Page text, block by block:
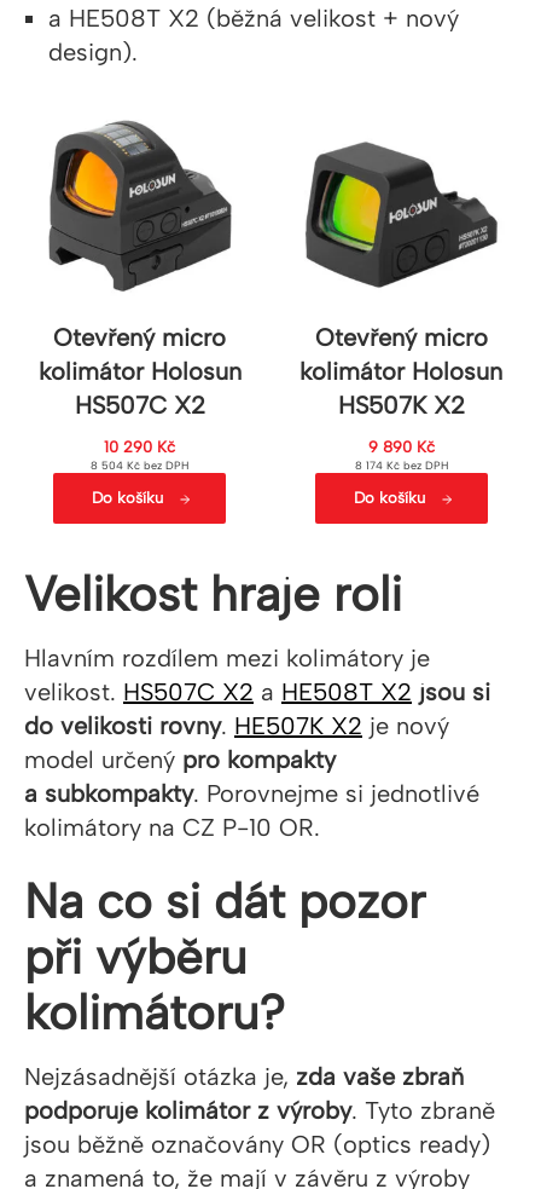
a HE508T X2 (běžná velikost + nový
design).
Otevřený micro
kolimátor Holosun
HS507C X2
10 290 Kč
8 504Kč bez DPH
Do košíku
Otevřený micro
kolimátor Holosun
HS507K X2
9 890 Kč
8 174 Kčbez DPH
Do košíku
Velikost hraje roli
Hlavním rozdílem mezi kolimátory je
velikost. HS507C X2 a HE508T X2 jsou si
do velikosti rovny. HE507K X2 je nový
model určený pro kompakty
a subkompakty. Porovnejme si jednotlivé
kolimátory na CZ P-10 OR.
Na co si dát pozor
při výběru
kolimátoru?
Nejzásadnější otázka je, zda vaše zbraň
podporuje kolimátor z výroby. Tyto zbraně
jsou běžně označovány OR (optics ready)
a znamená to, že mají v závěru z výroby